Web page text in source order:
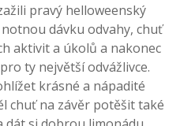
pravý helloweenský
dávku odvahy, chuť
aktivit a úkolů a nakonec
ty největší odvážlivce.
krásné a nápadité
chuť na závěr potěšit také